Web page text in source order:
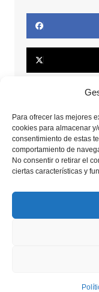
Para ofrecer las mejores
cookies para almacenar
consentimiento de estas
comportamiento de
No consentir o retirar el
ciertas características y
Copyrights © 2025.